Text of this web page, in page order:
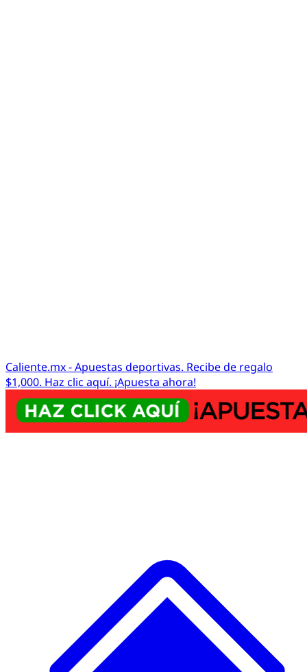
Caliente.mx - Apuestas deportivas. Recibe de regalo
$1,000. Haz clic aquí. ¡Apuesta ahora!